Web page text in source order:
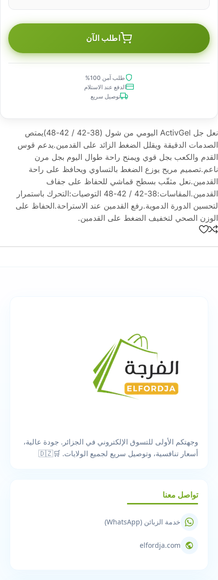
اطلب الآن
طلب آمن 100%
الدفع عند الاستلام
توصيل سريع
نعل جل ActivGel اليومي من شول (38-42 / 42-48)يمتص
الصدمات الدقيقة ويقلل الضغط الزائد على القدمين.يدعم قوس
القدم والكعب بجل قوي ويمنح راحة طوال اليوم بجل مرن
ناعم.تصميم مريح يوزع الضغط بالتساوي ويحافظ على راحة
القدمين.نعل مثقّب بسطح قماشي للحفاظ على جفاف
القدمين.المقاسات:38-42 / 42-48 التوصيات:التحرك باستمرار
لتحسين الدورة الدموية.رفع القدمين عند الاستراحة.الحفاظ على
الوزن الصحي لتخفيف الضغط على القدمين.
وجهتكم الأولى للتسوق الإلكتروني في الجزائر. جودة عالية،
أسعار تنافسية، وتوصيل سريع لجميع الولايات. 🛒🇩🇿
تواصل معنا
خدمة الزبائن (WhatsApp)
elfordja.com